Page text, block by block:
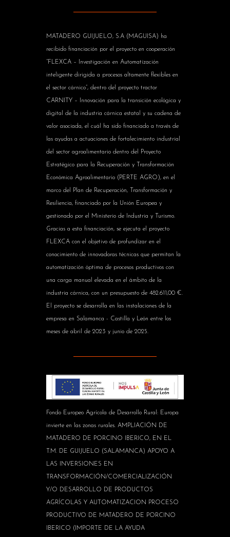
MATADERO GUIJUELO, S.A (MAGUISA) ha
recibido financiación por el proyecto en cooperación
“FLEXCA – Investigación en Automatización
inteligente dirigida a procesos altamente flexibles en
el sector cárnico”, dentro del proyecto tractor
CARNITY – Innovación para la transición ecológica y
digital de la industria cárnica estatal y su cadena de
valor asociada, el cuál ha sido financiado a través de
las ayudas a actuaciones de fortalecimiento industrial
del sector agroalimentario dentro del Proyecto
Estratégico para la Recuperación y Transformación
Económica Agroalimentario (PERTE AGRO), en el
marco del Plan de Recuperación, Transformación y
Resiliencia, financiado por la Unión Europea y
gestionado por el Ministerio de Industria y Turismo.
Gracias a esta financiación, se ejecuta el proyecto
FLEXCA con el objetivo de profundizar en el
conocimiento de innovadoras técnicas que permitan la
automatización óptima de procesos productivos con
una carga manual elevada en el ámbito de la
industria cárnica, con un presupuesto de 482.611,00 €.
El proyecto se desarrolla en las instalaciones de la
empresa en Salamanca - Castilla y León entre los
meses de abril de 2023 y junio de 2025.
Fondo Europeo Agrícola de Desarrollo Rural: Europa
invierte en las zonas rurales. AMPLIACIÓN DE
MATADERO DE PORCINO IBERICO, EN EL
T.M. DE GUIJUELO (SALAMANCA) APOYO A
LAS INVERSIONES EN
TRANSFORMACIÓN/COMERCIALIZACIÓN
Y/O DESARROLLO DE PRODUCTOS
AGRÍCOLAS Y AUTOMATIZACION PROCESO
PRODUCTIVO DE MATADERO DE PORCINO
IBERICO (IMPORTE DE LA AYUDA